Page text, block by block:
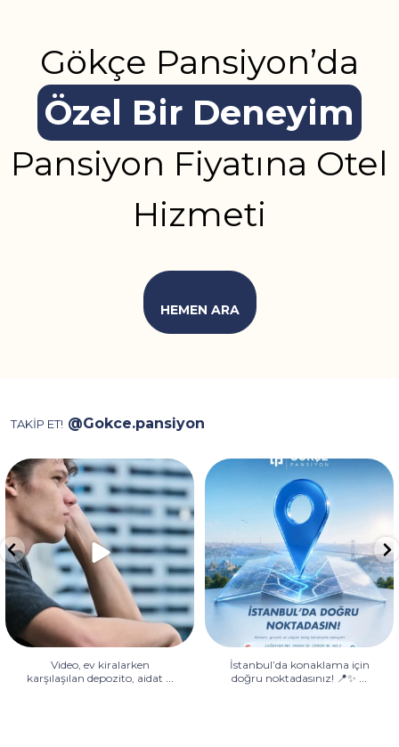
Gökçe Pansiyon’da
Özel Bir Deneyim
Pansiyon Fiyatına Otel
Hizmeti
HEMEN ARA
TAKİP ET! @Gokce.pansiyon
Video, ev kiralarken karşılaşılan
depozito, aidat...
Video, ev kiralarken
karşılaşılan depozito, aidat
İstanbul’da konaklama için
doğru noktadasınız! 📍✨
İstanbul’da konaklama için
doğru noktadasınız! 📍✨